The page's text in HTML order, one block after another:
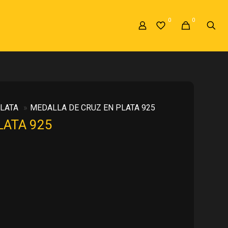
0 0
» MEDALLA DE CRUZ EN PLATA 925
925